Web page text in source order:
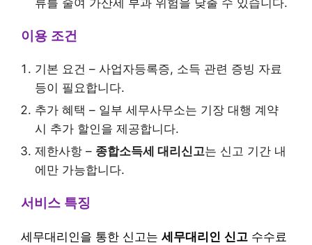
류를 줄여 가산세 부과 위험을 낮출 수 있습니다.
이용 조건
기본 요건 – 사업자등록증, 소득 관련 증빙 자료
등이 필요합니다.
추가 혜택 – 일부 세무사무소는 기장 대행 계약
시 추가 할인을 제공합니다.
제한사항 – 종합소득세 대리신고는 신고 기간 내
에만 가능합니다.
서비스 특징
세무대리인을 통한 신고는 세무대리인 신고 수수료